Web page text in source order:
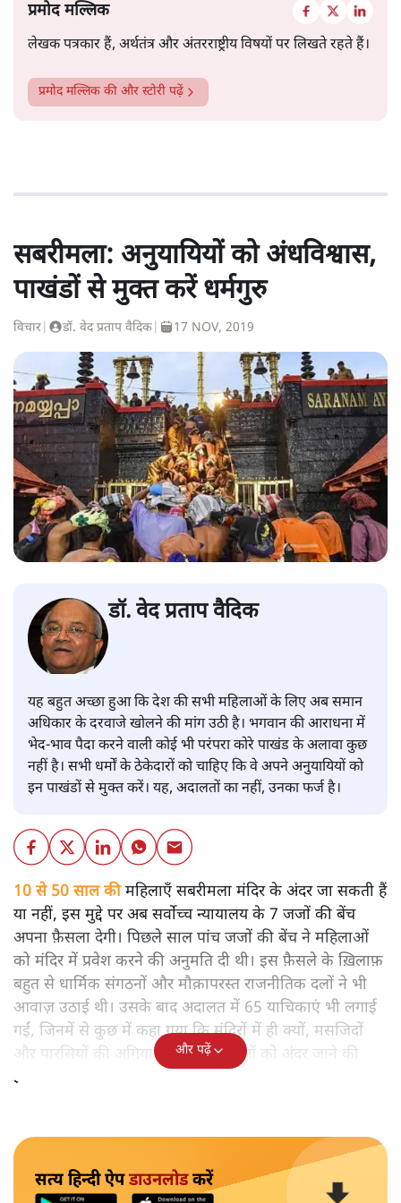
प्रमोद मल्लिक
लेखक पत्रकार हैं, अर्थतंत्र और अंतरराष्ट्रीय विषयों पर लिखते रहते हैं।
प्रमोद मल्लिक की और स्टोरी पढ़ें
सबरीमला: अनुयायियों को अंधविश्वास,
पाखंडों से मुक्त करें धर्मगुरु
विचार डॉ. वेद प्रताप वैदिक 17 NOV, 2019
डॉ. वेद प्रताप वैदिक
यह बहुत अच्छा हुआ कि देश की सभी महिलाओं के लिए अब समान
अधिकार के दरवाजे खोलने की मांग उठी है। भगवान की आराधना में
भेद-भाव पैदा करने वाली कोई भी परंपरा कोरे पाखंड के अलावा कुछ
नहीं है। सभी धर्मों के ठेकेदारों को चाहिए कि वे अपने अनुयायियों को
इन पाखंडों से मुक्त करें। यह, अदालतों का नहीं, उनका फर्ज है।
10 से 50 साल कीमहिलाएँ सबरीमला मंदिर के अंदर जा सकती हैं
या नहीं, इस मुद्दे पर अब सर्वोच्च न्यायालय के 7 जजों की बेंच
अपना फ़ैसला देगी। पिछले साल पांच जजों की बेंच ने महिलाओं
को मंदिर में प्रवेश करने की अनुमति दी थी। इस फ़ैसले के ख़िलाफ़
बहुत से धार्मिक संगठनों और मौक़ापरस्त राजनीतिक दलों ने भी
आवाज़ उठाई थी। उसके बाद अदालत में 65 याचिकाएं भी लगाई
गईं, जिनमें से कुछ में कहा गया कि मंदिरों में ही क्यों, मसजिदों
और पारसियों की अगियारी में भी महिलाओं को अंदर जाने की
इजाजत मिलनी चाहिए।
और पढ़ें
सत्य हिन्दी ऐपडाउनलोडकरें